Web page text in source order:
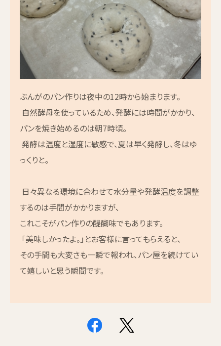
ぶんがのパン作りは夜中の12時から始まります。
自然酵母を使っているため、発酵には時間がかかり、
パンを焼き始めるのは朝7時頃。
発酵は温度と湿度に敏感で、夏は早く発酵し、冬はゆ
っくりと。
日々異なる環境に合わせて水分量や発酵温度を調整
するのは手間がかかりますが、
これこそがパン作りの醍醐味でもあります。
「美味しかったよ。」とお客様に言ってもらえると、
その手間も大変さも一瞬で報われ、パン屋を続けてい
て嬉しいと思う瞬間です。